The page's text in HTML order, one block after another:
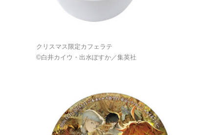
クリスマス限定カフェラテ
©白井カイウ・出水ぽすか／集英社